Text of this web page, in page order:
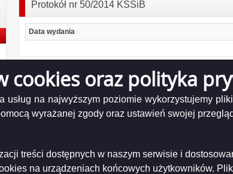
cookies oraz polityka
usług na najwyższym poziomie wykorzystujemy
wyrażanej zgody oraz ustawień swojej
treści dostępnych w naszym serwisie i
na urządzeniach końcowych użytkowników.
Protokół nr 50/2014 KSSiB
Data wydania
załącznika
Grażyna Herbaczewska - kierownik Biura
Suwałkach
Wytwarzający/odpowiadający: Katarzyna Gałazin
Wprowadzający:
Opublikował:Katarzyna Gałazin
Data publikacji: